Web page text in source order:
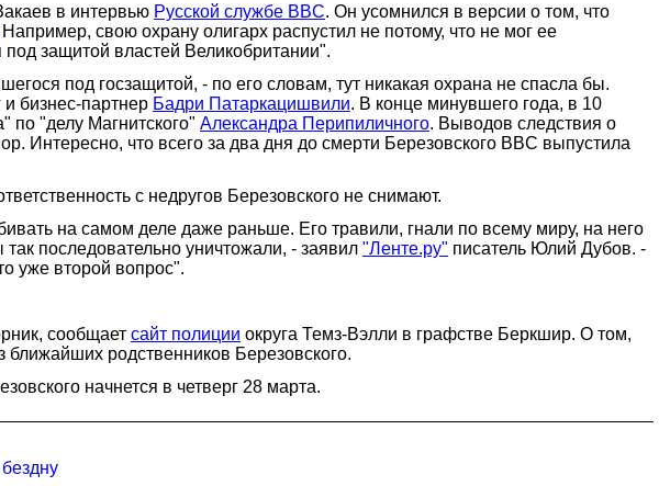
в интервью Русской службе BBC. Он усомнился в версии о том, что
Например, свою охрану олигарх распустил не потому, что не мог ее
защитой властей Великобритании".
под госзащитой, - по его словам, тут никакая охрана не спасла бы.
и бизнес-партнер Бадри Патаркацишвили. В конце минувшего года, в 10
по "делу Магнитского" Александра Перипиличного. Выводов следствия о
Интересно, что всего за два дня до смерти Березовского BBC выпустила
с недругов Березовского не снимают.
на самом деле даже раньше. Его травили, гнали по всему миру, на него
последовательно уничтожали, - заявил "Ленте.ру" писатель Юлий Дубов. -
уже второй вопрос".
сообщает сайт полиции округа Темз-Вэлли в графстве Беркшир. О том,
ближайших родственников Березовского.
начнется в четверг 28 марта.